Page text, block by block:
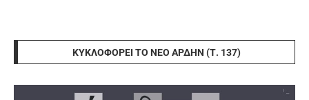
ΚΥΚΛΟΦΟΡΕΊ ΤΟ ΝΈΟ ΆΡΔΗΝ (Τ. 137)